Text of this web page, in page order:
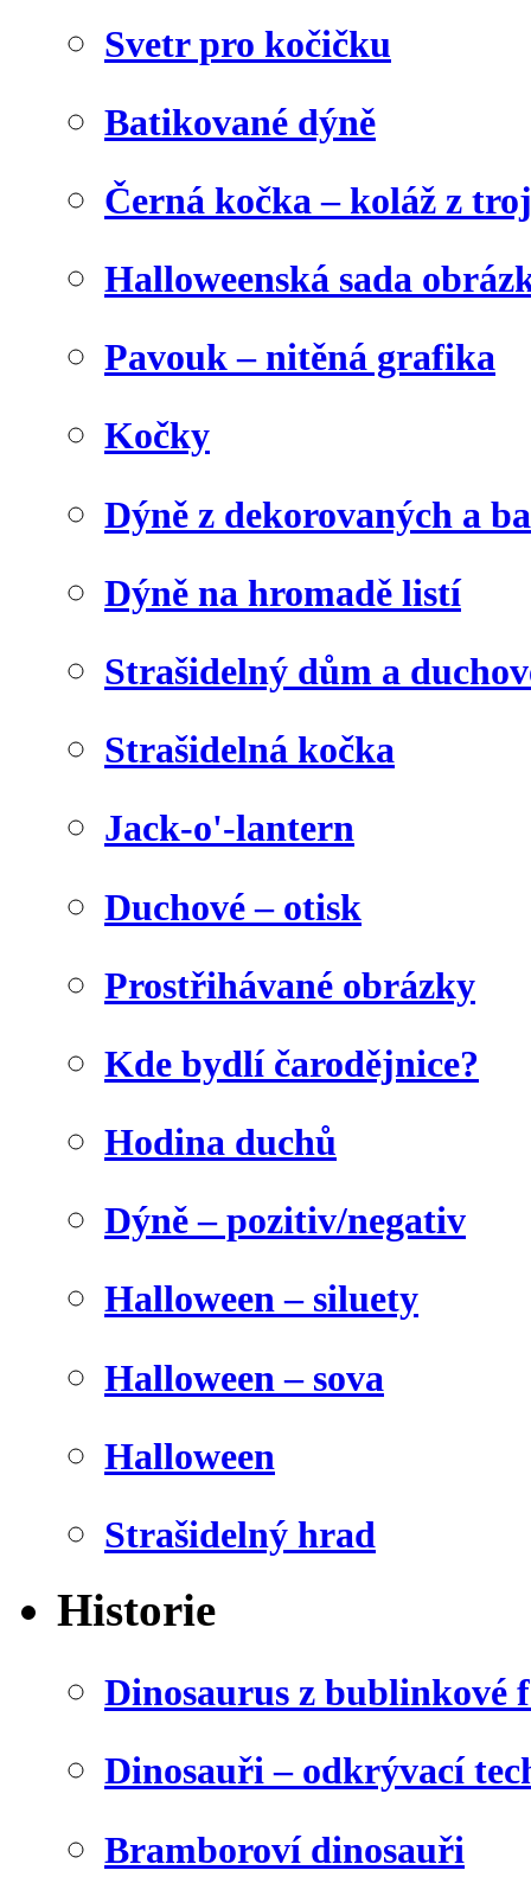
Svetr pro kočičku
Batikované dýně
Černá kočka – koláž z
Halloweenská sada
Pavouk – nitěná grafika
Kočky
Dýně z dekorovaných a
Dýně na hromadě listí
Strašidelný dům a
Strašidelná kočka
Jack-o'-lantern
Duchové – otisk
Prostřihávané obrázky
Kde bydlí čarodějnice?
Hodina duchů
Dýně – pozitiv/negativ
Halloween – siluety
Halloween – sova
Halloween
Strašidelný hrad
Historie
Dinosaurus z bublinkové
Dinosauři – odkrývací
Bramboroví dinosauři